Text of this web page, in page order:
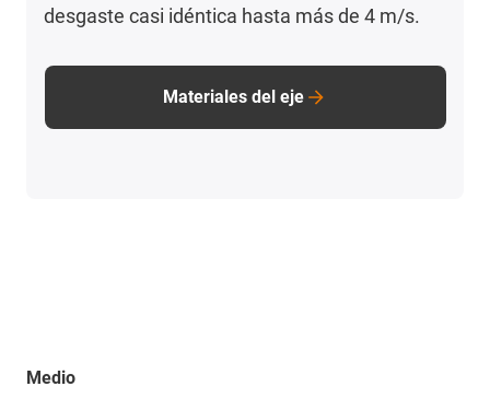
desgaste casi idéntica hasta más de 4 m/s.
Materiales del eje
Medio